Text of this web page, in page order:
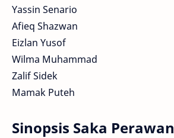
Yassin Senario
Afieq Shazwan
Eizlan Yusof
Wilma Muhammad
Zalif Sidek
Mamak Puteh
Sinopsis Saka Perawan